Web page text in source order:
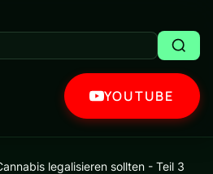
YOUTUBE
legalisieren sollten - Teil 3